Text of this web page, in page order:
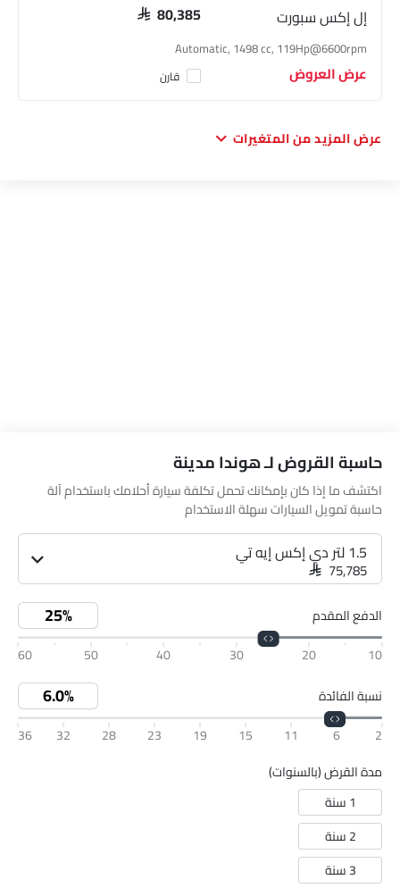
إل إكس سبورت SAR 80,385
Automatic, 1498 cc, 119Hp@6600rpm
عرض العروض قارن
عرض المزيد من المتغيرات
حاسبة القروض لـ هوندا مدينة
اكتشف ما إذا كان بإمكانك تحمل تكلفة سيارة أحلامك باستخدام آلة
حاسبة تمويل السيارات سهلة الاستخدام
1.5 لتر دي إكس إيه تي
SAR 75,785
الدفع المقدم
10
20
30
40
50
60
نسبة الفائدة
2
6
11
15
19
23
28
32
36
مدة القرض (بالسنوات)
1 سنة
2 سنة
3 سنة